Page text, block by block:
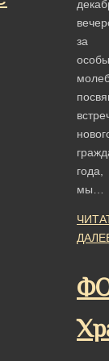
за
года,
мы…